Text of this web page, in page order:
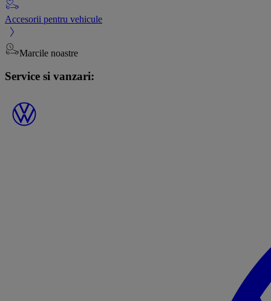
Accesorii pentru vehicule
Marcile noastre
Service si vanzari: